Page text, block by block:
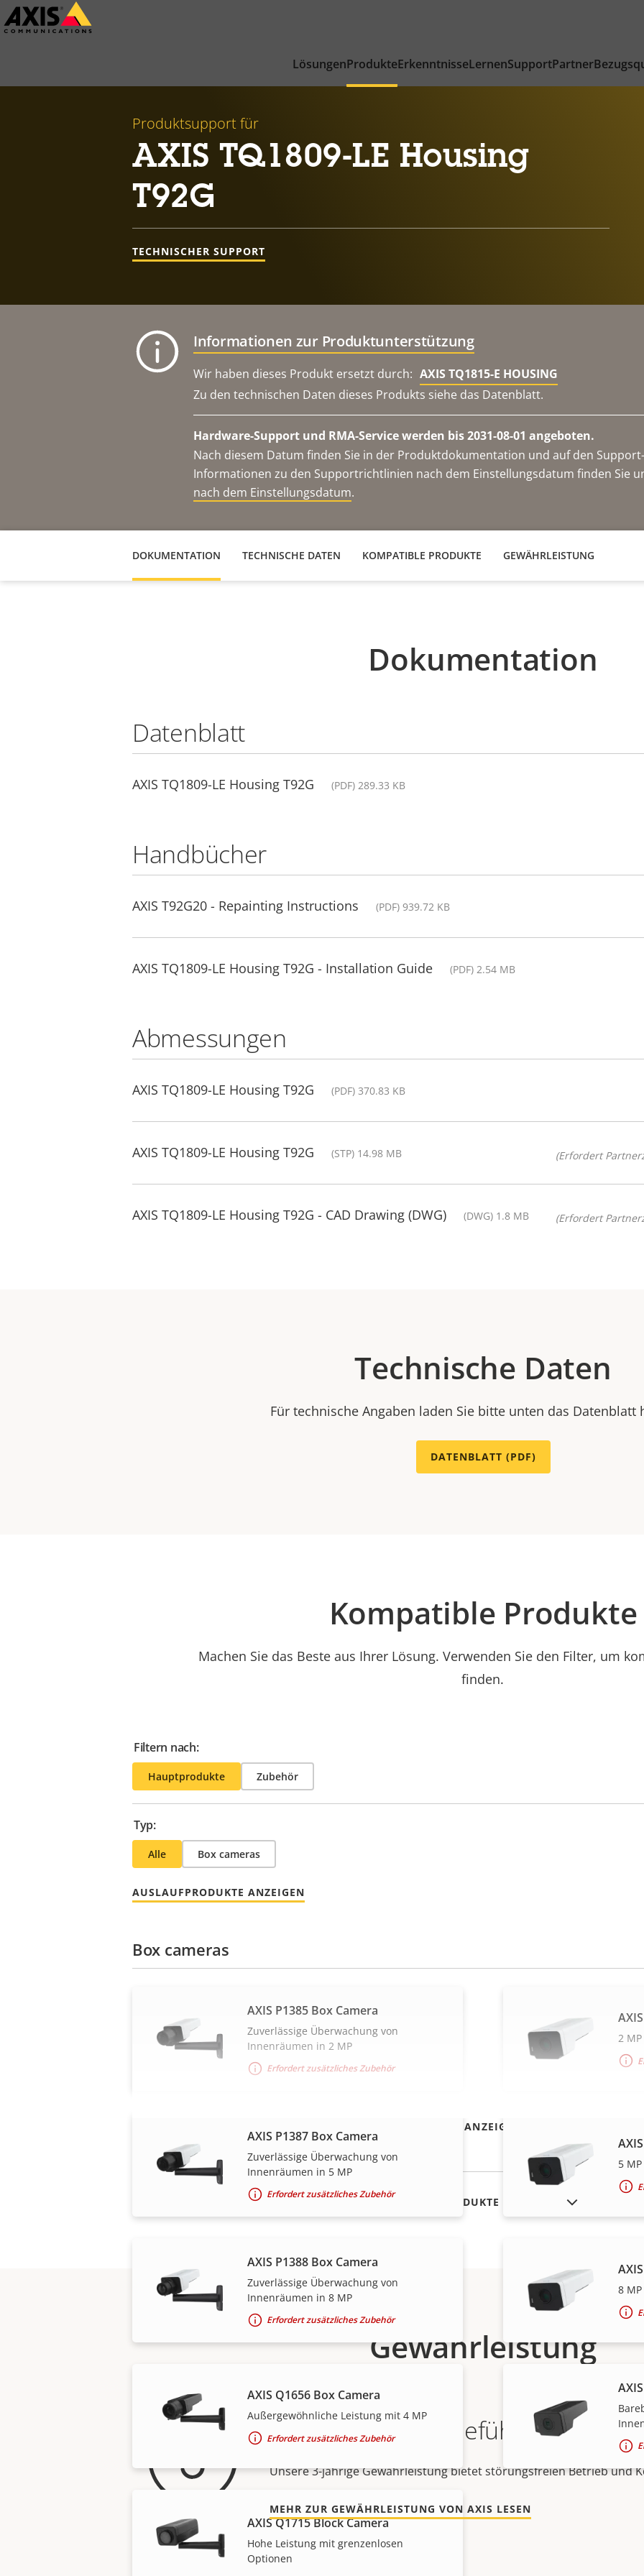
Zum
Hauptinhalt
LösungenProdukteErkenntnisseLernenSupportPartner
Produktsupport für
AXIS TQ1809-LE Housing
T92G
TECHNISCHER SUPPORT
Informationen zur Produktunterstützung
Wir haben dieses Produkt ersetzt durch: AXIS TQ1815-E HOUSING
Zu den technischen Daten dieses Produkts siehe das Datenblatt.
Hardware-Support und RMA-Service werden bis 2031-08-01 angeboten.
Nach diesem Datum finden Sie in der Produktdokumentation und auf den
Informationen zu den Supportrichtlinien nach dem Einstellungsdatum finden Sie
nach dem Einstellungsdatum.
DOKUMENTATION TECHNISCHE DATEN KOMPATIBLE PRODUKTE GEWÄHRLEISTUNG
Dokumentation
Datenblatt
AXIS TQ1809-LE Housing T92G (PDF) 289.33 KB
Handbücher
AXIS T92G20 - Repainting Instructions (PDF) 939.72 KB
AXIS TQ1809-LE Housing T92G - Installation Guide (PDF) 2.54 MB
Abmessungen
AXIS TQ1809-LE Housing T92G (PDF) 370.83 KB
AXIS TQ1809-LE Housing T92G (STP) 14.98 MB (Erfordert
AXIS TQ1809-LE Housing T92G - CAD Drawing (DWG) (DWG) 1.8 MB (Erfordert
Technische Daten
Für technische Angaben laden Sie bitte unten das Datenblatt
DATENBLATT (PDF)
Kompatible Produkte
Machen Sie das Beste aus Ihrer Lösung. Verwenden Sie den Filter, um
finden.
Filtern nach:
Hauptprodukte Zubehör
Typ:
Alle Box cameras
AUSLAUFPRODUKTE ANZEIGEN
MEHR ANZEIGEN
Box cameras
AXIS P1385 Box Camera
Zuverlässige Überwachung von
Innenräumen in 2 MP
Erfordert zusätzliches Zubehör
2
AXIS P1387 Box Camera
Zuverlässige Überwachung von
Innenräumen in 5 MP
Erfordert zusätzliches Zubehör
5
AXIS P1388 Box Camera
Zuverlässige Überwachung von
Innenräumen in 8 MP
Erfordert zusätzliches Zubehör
8
AXIS Q1656 Box Camera
Außergewöhnliche Leistung mit 4 MP
Erfordert zusätzliches Zubehör
AXIS Q1715 Block Camera
Hohe Leistung mit grenzenlosen
Optionen
AUSLAUFPRODUKTE ANZEIGEN
Gewährleistung
Für ein sicheres Gefühl
Unsere 3-jährige Gewährleistung bietet störungsfreien Betrieb und
MEHR ZUR GEWÄHRLEISTUNG VON AXIS LESEN